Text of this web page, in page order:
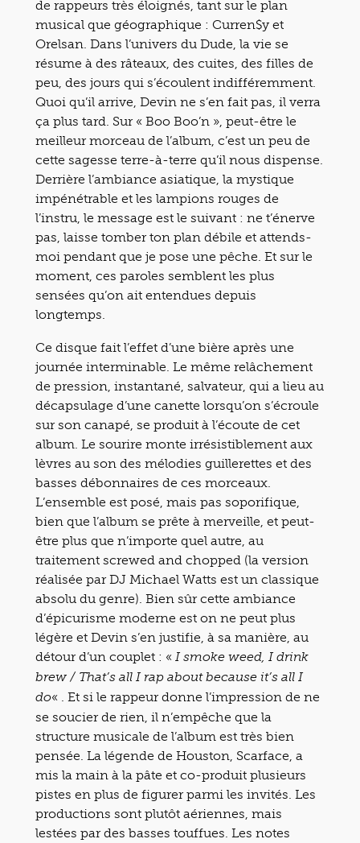
de rappeurs très éloignés, tant sur le plan
musical que géographique : Curren$y et
Orelsan. Dans l’univers du Dude, la vie se
résume à des râteaux, des cuites, des filles de
peu, des jours qui s’écoulent indifféremment.
Quoi qu’il arrive, Devin ne s’en fait pas, il verra
ça plus tard. Sur « Boo Boo’n », peut-être le
meilleur morceau de l’album, c’est un peu de
cette sagesse terre-à-terre qu’il nous dispense.
Derrière l’ambiance asiatique, la mystique
impénétrable et les lampions rouges de
l’instru, le message est le suivant : ne t’énerve
pas, laisse tomber ton plan débile et attends-
moi pendant que je pose une pêche. Et sur le
moment, ces paroles semblent les plus
sensées qu’on ait entendues depuis
longtemps.
Ce disque fait l’effet d’une bière après une
journée interminable. Le même relâchement
de pression, instantané, salvateur, qui a lieu au
décapsulage d’une canette lorsqu’on s’écroule
sur son canapé, se produit à l’écoute de cet
album. Le sourire monte irrésistiblement aux
lèvres au son des mélodies guillerettes et des
basses débonnaires de ces morceaux.
L’ensemble est posé, mais pas soporifique,
bien que l’album se prête à merveille, et peut-
être plus que n’importe quel autre, au
traitement screwed and chopped (la version
réalisée par DJ Michael Watts est un classique
absolu du genre). Bien sûr cette ambiance
d’épicurisme moderne est on ne peut plus
légère et Devin s’en justifie, à sa manière, au
détour d’un couplet : « I smoke weed, I drink
brew / That’s all I rap about because it’s all I
do« . Et si le rappeur donne l’impression de ne
se soucier de rien, il n’empêche que la
structure musicale de l’album est très bien
pensée. La légende de Houston, Scarface, a
mis la main à la pâte et co-produit plusieurs
pistes en plus de figurer parmi les invités. Les
productions sont plutôt aériennes, mais
lestées par des basses touffues. Les notes